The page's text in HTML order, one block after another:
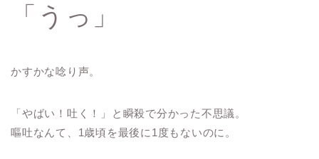
「うっ」
かすかな唸り声。
「やばい！吐く！」と瞬殺で分かった不思議。
嘔吐なんて、1歳頃を最後に1度もないのに。